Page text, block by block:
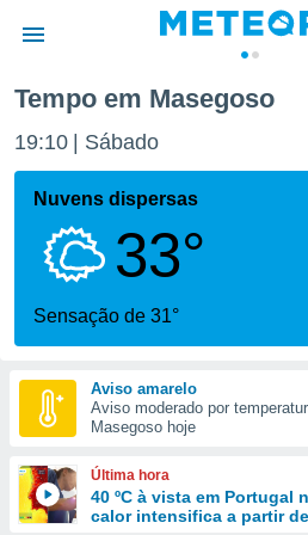
da
foi
fornecidas
a este
das
e
forma
digital
Tempo em Masegoso
19:10 Sábado
Nuvens dispersas
33°
Sensação de 31°
Aviso amarelo
Aviso moderado por
Masegoso hoje
Última hora
40 ºC à vista em Portugal
calor intensifica a partir